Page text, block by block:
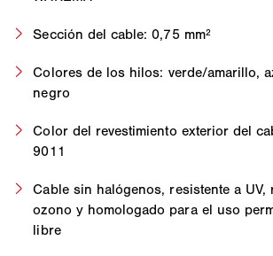
Sección del cable: 0,75 mm²
Colores de los hilos: verde/amarillo,
negro
Color del revestimiento exterior del
9011
Cable sin halógenos, resistente a UV,
ozono y homologado para el uso
libre